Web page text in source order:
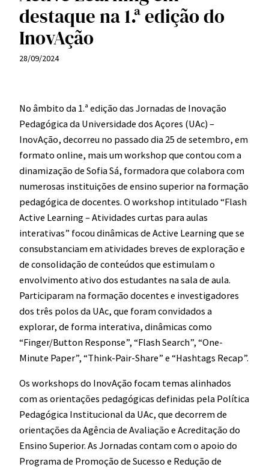
destaque na 1.ª edição do
InovAção
28/09/2024
No âmbito da 1.ª edição das Jornadas de Inovação
Pedagógica da Universidade dos Açores (UAc) –
InovAção, decorreu no passado dia 25 de setembro, em
formato online, mais um workshop que contou com a
dinamização de Sofia Sá, formadora que colabora com
numerosas instituições de ensino superior na formação
pedagógica de docentes. O workshop intitulado “Flash
Active Learning – Atividades curtas para aulas
interativas” focou dinâmicas de Active Learning que se
consubstanciam em atividades breves de exploração e
de consolidação de conteúdos que estimulam o
envolvimento ativo dos estudantes na sala de aula.
Participaram na formação docentes e investigadores
dos três polos da UAc, que foram convidados a
explorar, de forma interativa, dinâmicas como
“Finger/Button Response”, “Flash Search”, “One-
Minute Paper”, “Think-Pair-Share” e “Hashtags Recap”.
Os workshops do InovAção focam temas alinhados
com as orientações pedagógicas definidas pela Política
Pedagógica Institucional da UAc, que decorrem de
orientações da Agência de Avaliação e Acreditação do
Ensino Superior. As Jornadas contam com o apoio do
Programa de Promoção de Sucesso e Redução de